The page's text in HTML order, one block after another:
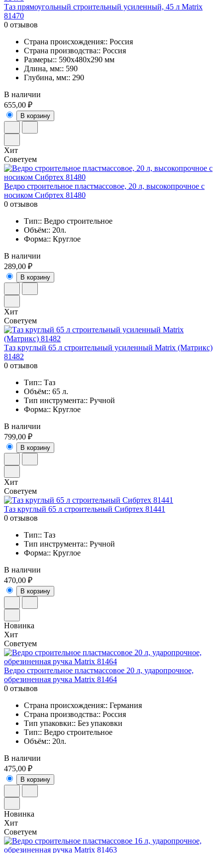
Таз прямоугольный строительный усиленный, 45 л Matrix
81470
0 отзывов
Страна происхождения:: Россия
Страна производства:: Россия
Размеры:: 590х480х290 мм
Длина, мм:: 590
Глубина, мм:: 290
В наличии
655,00 ₽
В корзину
Хит
Советуем
Ведро строительное пластмассовое, 20 л, высокопрочное с
носиком Сибртех 81480
0 отзывов
Тип:: Ведро строительное
Объём:: 20л.
Форма:: Круглое
В наличии
289,00 ₽
В корзину
Хит
Советуем
Таз круглый 65 л строительный усиленный Matrix (Матрикс)
81482
0 отзывов
Тип:: Таз
Объём:: 65 л.
Тип инструмента:: Ручной
Форма:: Круглое
В наличии
799,00 ₽
В корзину
Хит
Советуем
Таз круглый 65 л строительный Сибртех 81441
0 отзывов
Тип:: Таз
Тип инструмента:: Ручной
Форма:: Круглое
В наличии
470,00 ₽
В корзину
Новинка
Хит
Советуем
Ведро строительное пластмассовое 20 л, ударопрочное,
обрезиненная ручка Matrix 81464
0 отзывов
Страна происхождения:: Германия
Страна производства:: Россия
Тип упаковки:: Без упаковки
Тип:: Ведро строительное
Объём:: 20л.
В наличии
475,00 ₽
В корзину
Новинка
Хит
Советуем